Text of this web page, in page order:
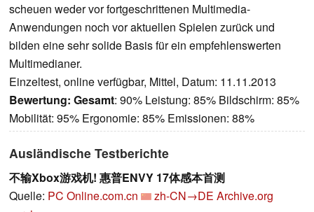
scheuen weder vor fortgeschrittenen Multimedia-
Anwendungen noch vor aktuellen Spielen zurück und
bilden eine sehr solide Basis für ein empfehlenswerten
Multimedianer.
Einzeltest, online verfügbar, Mittel, Datum: 11.11.2013
Bewertung: Gesamt: 90% Leistung: 85% Bildschirm: 85%
Mobilität: 95% Ergonomie: 85% Emissionen: 88%
Ausländische Testberichte
不输Xbox游戏机! 惠普ENVY 17体感本首测
Quelle: PC Online.com.cn zh-CN→DE Archive.org